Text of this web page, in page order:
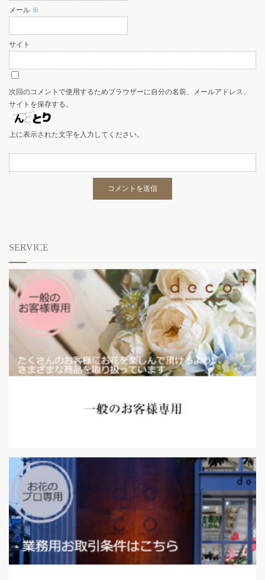
メール ※
サイト
次回のコメントで使用するためブラウザーに自分の名前、メールアドレス、
サイトを保存する。
上に表示された文字を入力してください。
SERVICE